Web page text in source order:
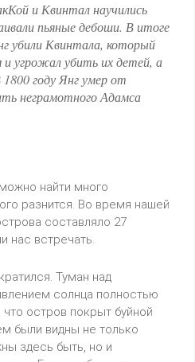
и Квинтал научились
пьяные дебоши. В итоге
убили Квинтала, который
угрожал убить их детей, а
году Янг умер от
неграмотного Адамса
найти много
разнится. Во время нашей
составляло 27
нас встречать.
Туман над
солнца полностью
остров покрыт буйной
были видны не только
здесь быть, но и